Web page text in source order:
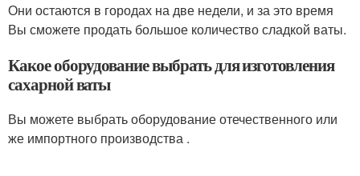
Они остаются в городах на две недели, и за это время
Вы сможете продать большое количество сладкой ваты.
Какое оборудование выбрать для изготовления
сахарной ваты
Вы можете выбрать оборудование отечественного или
же импортного производства .